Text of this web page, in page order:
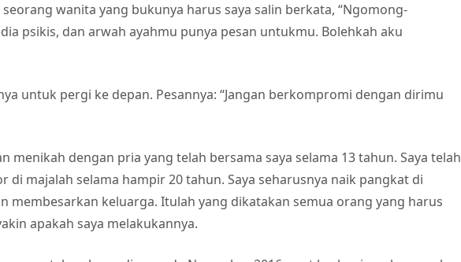
wanita yang bukunya harus saya salin berkata, “Ngomong-
psikis, dan arwah ayahmu punya pesan untukmu. Bolehkah aku
untuk pergi ke depan. Pesannya: “Jangan berkompromi dengan dirimu
menikah dengan pria yang telah bersama saya selama 13 tahun. Saya telah
di majalah selama hampir 20 tahun. Saya seharusnya naik pangkat di
membesarkan keluarga. Itulah yang dikatakan semua orang yang harus
apakah saya melakukannya.